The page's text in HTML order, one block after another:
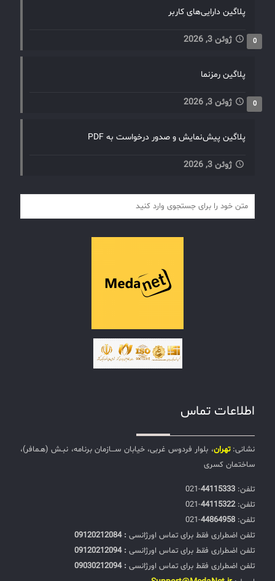
پلاگین دارایی‌های کاربر
ژوئن 3, 2026 0
پلاگین رمزنما
ژوئن 3, 2026 0
پلاگین پیش‌نمایش و صدور درخواست به PDF
ژوئن 3, 2026
اطلاعات تماس
نشانی:تهران، بلوار فردوس غربی، خیابان ســـازمان برنامه، نبـش (هـمافر)،
ساختمان کسری
تلفن:‌ 44115333
-021
تلفن:‌44115322
-021
تلفن:‌ 44864958
-021
تلفن اضطراری فقط برای تماس اورژانسی : 09120212084
تلفن اضطراری فقط برای تماس اورژانسی : 09120212094
تلفن اضطراری فقط برای تماس اورژانسی : 09030212094